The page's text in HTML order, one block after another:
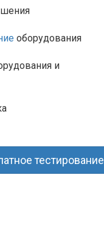
оборудования
и
тестирование